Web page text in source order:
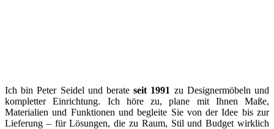
Ich bin Peter Seidel und berateseit 1991 zu Designermöbeln und
kompletter Einrichtung. Ich höre zu, plane mit Ihnen Maße,
Materialien und Funktionen und begleite Sie von der Idee bis zur
Lieferung – für Lösungen, die zu Raum, Stil und Budget wirklich